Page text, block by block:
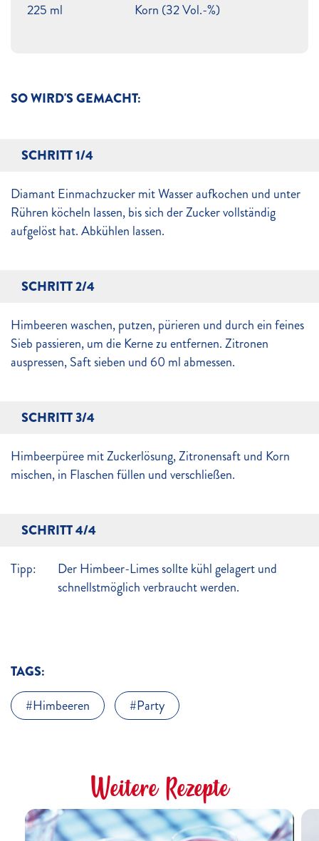
SO WIRD'S GEMACHT:
SCHRITT 1/4
Diamant Einmachzucker mit Wasser aufkochen und unter
Rühren köcheln lassen, bis sich der Zucker vollständig
aufgelöst hat. Abkühlen lassen.
SCHRITT 2/4
Himbeeren waschen, putzen, pürieren und durch ein feines
Sieb passieren, um die Kerne zu entfernen. Zitronen
auspressen, Saft sieben und 60 ml abmessen.
SCHRITT 3/4
Himbeerpüree mit Zuckerlösung, Zitronensaft und Korn
mischen, in Flaschen füllen und verschließen.
SCHRITT 4/4
Tipp:
Der Himbeer-Limes sollte kühl gelagert und
schnellstmöglich verbraucht werden.
225 ml Korn (32 Vol.-%)
TAGS:
Himbeeren
Party
Weitere Rezepte